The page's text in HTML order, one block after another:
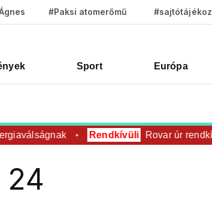
#Paksi atomerőmű
Sport Európa
Rendkívüli Rovar úr